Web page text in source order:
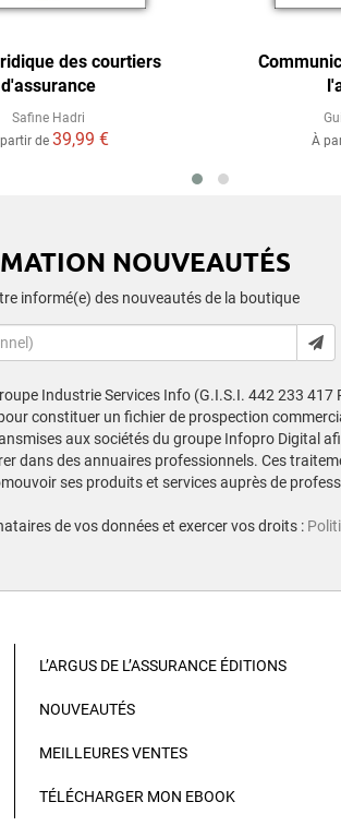
des courtiers
d'assurance
Safine Hadri
de39,99 €
À
NOUVEAUTÉS
informé(e) des nouveautés de la boutique
Industrie Services Info (G.I.S.I. 442 233 417
constituer un fichier de prospection
aux sociétés du groupe Infopro Digital
dans des annuaires professionnels. Ces
ses produits et services auprès de
de vos données et exercer vos droits :
L’ARGUS DE L’ASSURANCE ÉDITIONS
NOUVEAUTÉS
MEILLEURES VENTES
TÉLÉCHARGER MON EBOOK